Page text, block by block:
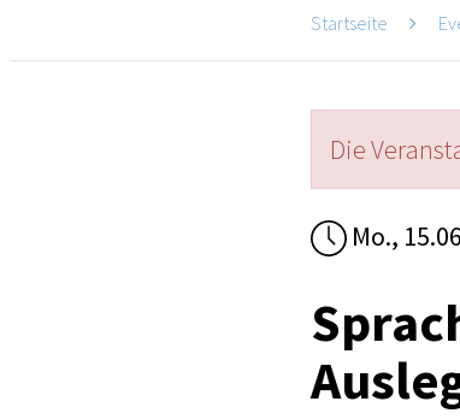
Startseite
Die
Mo.,